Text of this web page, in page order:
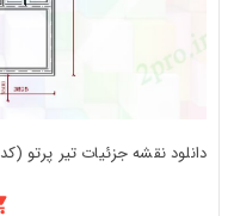
دانلود نقشه جزئیات تیر پرتو (کد79311)